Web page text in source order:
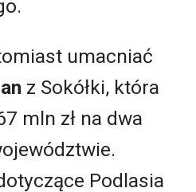
umacniać
z Sokółki, która
mln zł na dwa
Podlasia